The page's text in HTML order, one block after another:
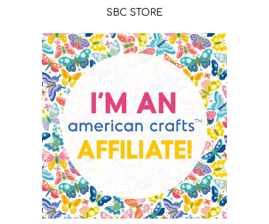
SBC STORE